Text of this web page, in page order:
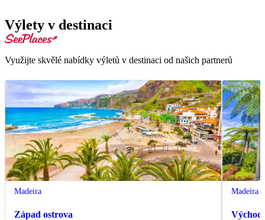
Výlety v destinaci
Využijte skvělé nabídky výletů v destinaci od našich partnerů
Madeira
Západ ostrova
Madeira
Východ